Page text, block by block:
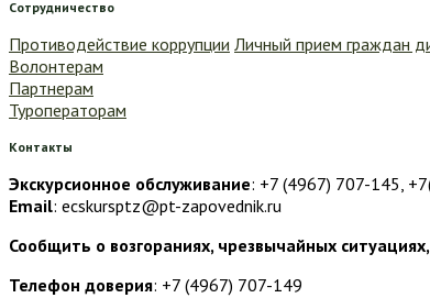
Сотрудничество
Противодействие коррупции Личный прием граждан
Волонтерам
Партнерам
Туроператорам
Контакты
Экскурсионное обслуживание: +7 (4967) 707-145,
Email: ecskursptz@pt-zapovednik.ru
Сообщить о возгораниях, чрезвычайных
Телефон доверия: +7 (4967) 707-149